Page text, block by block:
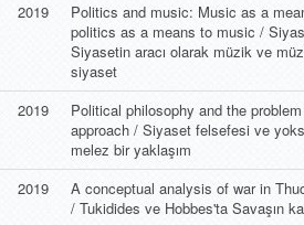
2019
Politics and music: Music as a
politics as a means to music /
Siyasetin aracı olarak müzik ve
siyaset
2019
Political philosophy and the
approach / Siyaset felsefesi ve
melez bir yaklaşım
2019
A conceptual analysis of war in
/ Tukidides ve Hobbes'ta Savaşın